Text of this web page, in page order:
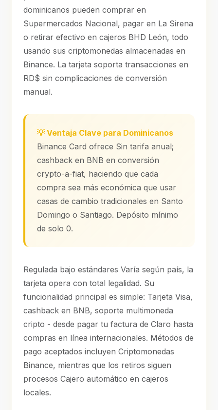
dominicanos pueden comprar en
Supermercados Nacional, pagar en La Sirena
o retirar efectivo en cajeros BHD León, todo
usando sus criptomonedas almacenadas en
Binance. La tarjeta soporta transacciones en
RD$ sin complicaciones de conversión
manual.
💡 Ventaja Clave para Dominicanos
Binance Card ofrece Sin tarifa anual;
cashback en BNB en conversión
crypto-a-fiat, haciendo que cada
compra sea más económica que usar
casas de cambio tradicionales en Santo
Domingo o Santiago. Depósito mínimo
de solo 0.
Regulada bajo estándares Varía según país, la
tarjeta opera con total legalidad. Su
funcionalidad principal es simple: Tarjeta Visa,
cashback en BNB, soporte multimoneda
cripto - desde pagar tu factura de Claro hasta
compras en línea internacionales. Métodos de
pago aceptados incluyen Criptomonedas
Binance, mientras que los retiros siguen
procesos Cajero automático en cajeros
locales.